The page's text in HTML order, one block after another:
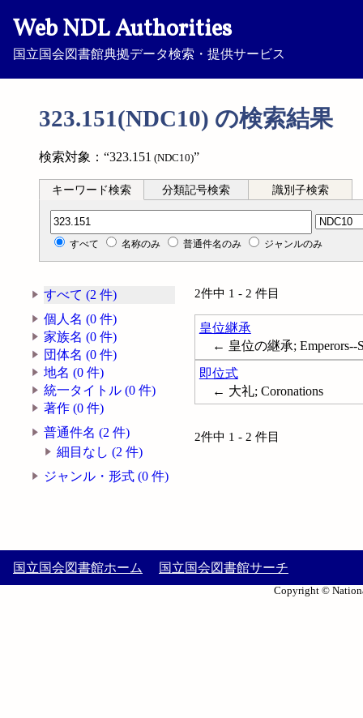
Web NDL Authorities
国立国会図書館典拠データ検索・提供サービス
323.151(NDC10) の検索結果
検索対象：“323.151 (NDC10)”
キーワード検索 分類記号検索 識別子検索
分類記号検索
すべて 名称のみ 普通件名のみ ジャンルのみ
すべて (2 件)
個人名 (0 件)
家族名 (0 件)
団体名 (0 件)
地名 (0 件)
統一タイトル (0 件)
著作 (0 件)
普通件名 (2 件)
細目なし (2 件)
ジャンル・形式 (0 件)
2件中 1 - 2 件目
皇位継承
← 皇位の継承; Emperors--
即位式
← 大礼; Coronations
2件中 1 - 2 件目
国立国会図書館ホーム 国立国会図書館サーチ
Copyright ©